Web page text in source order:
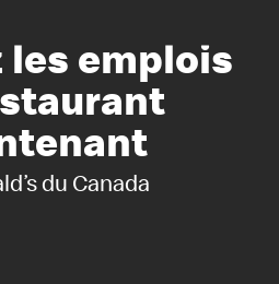
les emplois
du Canada